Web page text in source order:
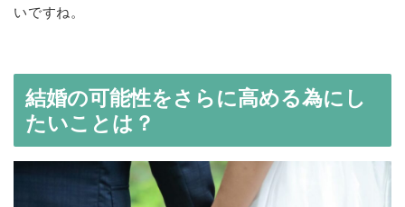
いですね。
結婚の可能性をさらに高める為にし
たいことは？